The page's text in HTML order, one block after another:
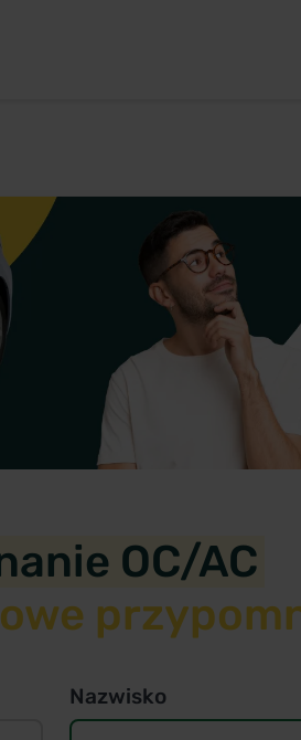
OC/AC
Nazwisko